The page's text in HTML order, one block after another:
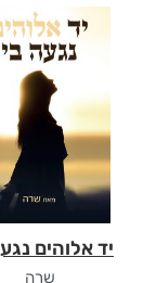
יד אלוהים
שרה